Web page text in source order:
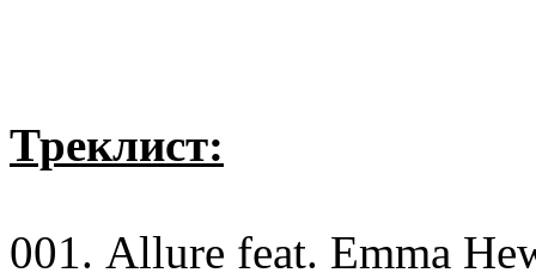
Треклист:
001. Allure feat. Emma